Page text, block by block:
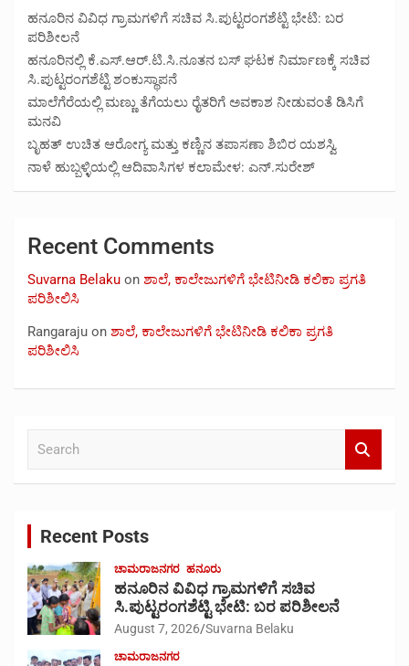
ಹನೂರಿನ ವಿವಿಧ ಗ್ರಾಮಗಳಿಗೆ ಸಚಿವ ಸಿ.ಪುಟ್ಟರಂಗಶೆಟ್ಟಿ ಭೇಟಿ: ಬರ
ಪರಿಶೀಲನೆ
ಹನೂರಿನಲ್ಲಿ ಕೆ.ಎಸ್.ಆರ್.ಟಿ.ಸಿ.ನೂತನ ಬಸ್ ಘಟಕ ನಿರ್ಮಾಣಕ್ಕೆ ಸಚಿವ
ಸಿ.ಪುಟ್ಟರಂಗಶೆಟ್ಟಿ ಶಂಕುಸ್ಥಾಪನೆ
ಮಾಲೆಗೆರೆಯಲ್ಲಿ ಮಣ್ಣು ತೆಗೆಯಲು ರೈತರಿಗೆ ಅವಕಾಶ ನೀಡುವಂತೆ ಡಿಸಿಗೆ
ಮನವಿ
ಬೃಹತ್ ಉಚಿತ ಆರೋಗ್ಯ ಮತ್ತು ಕಣ್ಣಿನ ತಪಾಸಣಾ ಶಿಬಿರ ಯಶಸ್ವಿ
ನಾಳೆ ಹುಬ್ಬಳ್ಳಿಯಲ್ಲಿ ಆದಿವಾಸಿಗಳ ಕಲಾಮೇಳ: ಎನ್.ಸುರೇಶ್
Recent Comments
Suvarna Belaku on ಶಾಲೆ, ಕಾಲೇಜುಗಳಿಗೆ ಭೇಟಿನೀಡಿ ಕಲಿಕಾ ಪ್ರಗತಿ
ಪರಿಶೀಲಿಸಿ
Rangaraju on ಶಾಲೆ, ಕಾಲೇಜುಗಳಿಗೆ ಭೇಟಿನೀಡಿ ಕಲಿಕಾ ಪ್ರಗತಿ
ಪರಿಶೀಲಿಸಿ
Recent Posts
ಚಾಮರಾಜನಗರ ಹನೂರು
ಹನೂರಿನ ವಿವಿಧ ಗ್ರಾಮಗಳಿಗೆ ಸಚಿವ
ಸಿ.ಪುಟ್ಟರಂಗಶೆಟ್ಟಿ ಭೇಟಿ: ಬರ ಪರಿಶೀಲನೆ
August 7, 2026 Suvarna Belaku
ಚಾಮರಾಜನಗರ